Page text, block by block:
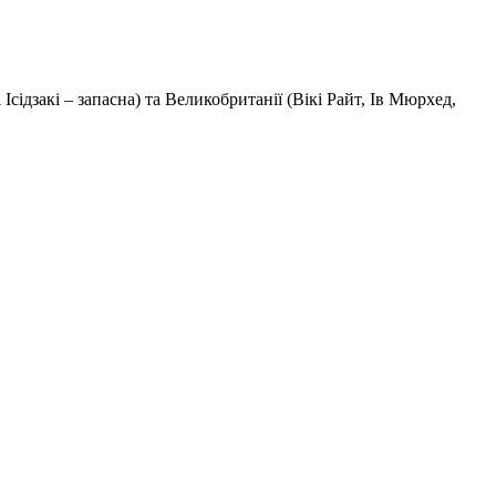
– запасна) та Великобританії (Вікі Райт, Ів Мюрхед,